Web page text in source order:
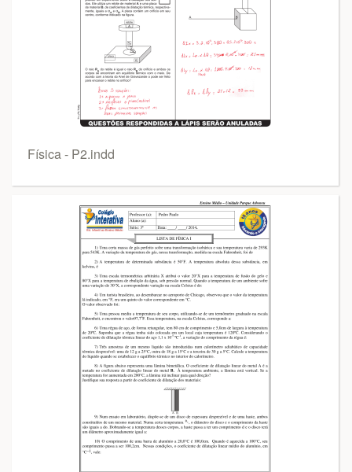
Física - P2.indd